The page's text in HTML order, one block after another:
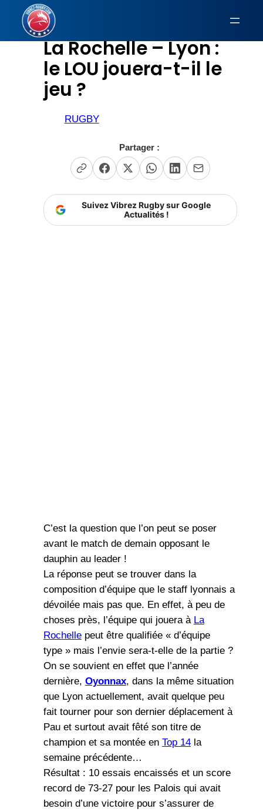
Aller
contenu La Rochelle – Lyon :
le LOU jouera-t-il le
jeu ?
RUGBY
Partager :
Suivez Vibrez Rugby sur Google
Actualités !
C’est la question que l’on peut se poser
avant le match de demain opposant le
dauphin au leader !
La réponse peut se trouver dans la
composition d’équipe que le staff lyonnais a
dévoilée mais pas que. En effet, à peu de
choses près, l’équipe qui jouera à La
Rochellepeut être qualifiée « d’équipe
type » mais l’envie sera-t-elle de la partie ?
On se souvient en effet que l’année
dernière, Oyonnax, dans la même situation
que Lyon actuellement, avait quelque peu
fait tourner pour son dernier déplacement à
Pau et surtout avait fêté son titre de
champion et sa montée en Top 14la
semaine précédente…
Résultat : 10 essais encaissés et un score
record de 73-27 pour les Palois qui avait
besoin d’une victoire pour s’assurer de